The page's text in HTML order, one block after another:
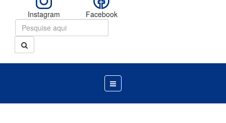
Instagram Facebook
Menu
de
Navegação